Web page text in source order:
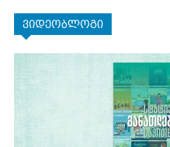
ვიდეობლოგი